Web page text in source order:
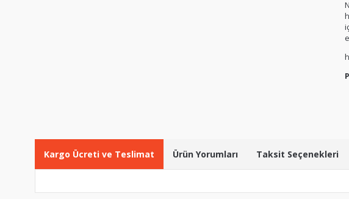
Kargo Ücreti ve Teslimat Ürün Yorumları Taksit Seçenekleri